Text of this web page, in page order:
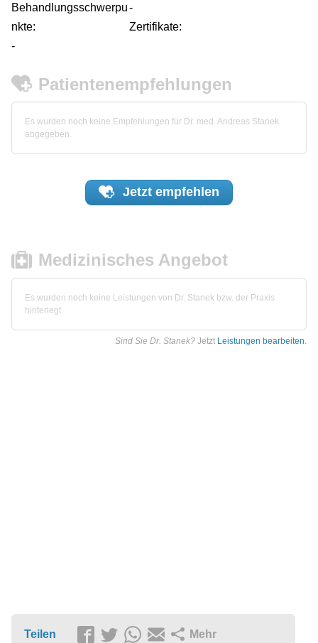
Behandlungsschwerpu
nkte:
-
Zertifikate:
-
Patientenempfehlungen
Es wurden noch keine Empfehlungen für Dr. med. Andreas Stanek
abgegeben.
Jetzt empfehlen
Medizinisches Angebot
Es wurden noch keine Leistungen von Dr. Stanek bzw. der Praxis
hinterlegt.
Sind Sie Dr. Stanek? Jetzt Leistungen bearbeiten.
Teilen Mehr